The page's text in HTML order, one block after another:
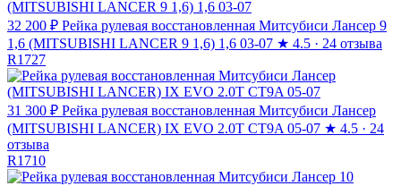
32 200 ₽ Рейка рулевая восстановленная Митсубиси Лансер 9
1,6 (MITSUBISHI LANCER 9 1,6) 1,6 03-07 ★ 4.5 · 24 отзыва
R1727
31 300 ₽ Рейка рулевая восстановленная Митсубиси Лансер
(MITSUBISHI LANCER) IX EVO 2.0T CT9A 05-07 ★ 4.5 · 24
отзыва
R1710